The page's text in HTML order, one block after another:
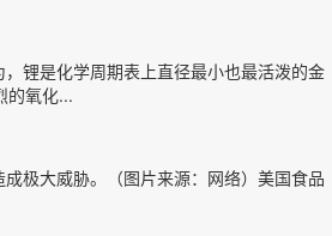
锂是化学周期表上直径最小也最活泼的金
的氧化...
极大威胁。（图片来源：网络）美国食品